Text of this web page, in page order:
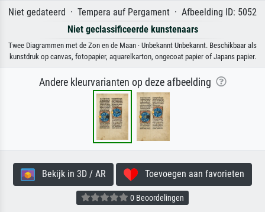
Niet gedateerd · Tempera auf Pergament · Afbeelding ID: 5052
Niet geclassificeerde kunstenaars
Twee Diagrammen met de Zon en de Maan · Unbekannt Unbekannt. Beschikbaar als
kunstdruk op canvas, fotopapier, aquarelkarton, ongecoat papier of Japans papier.
Andere kleurvarianten op deze afbeelding
Bekijk in 3D / AR Toevoegen aan favorieten
0 Beoordelingen